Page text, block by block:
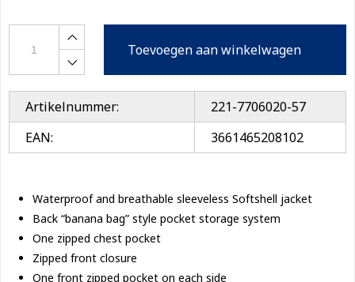
Toevoegen aan winkelwagen
Artikelnummer:
221-7706020-57
EAN:
3661465208102
Waterproof and breathable sleeveless Softshell jacket
Back “banana bag” style pocket storage system
One zipped chest pocket
Zipped front closure
One front zipped pocket on each side